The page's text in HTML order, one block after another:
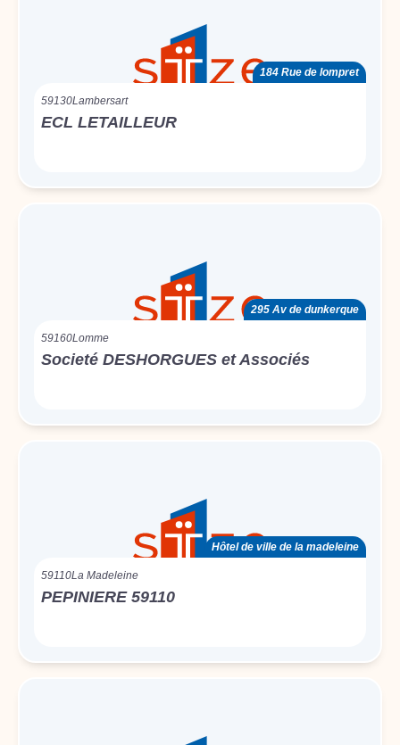
184 Rue de lompret
59130Lambersart
ECL LETAILLEUR
295 Av de dunkerque
59160Lomme
Societé DESHORGUES et Associés
Hôtel de ville de la madeleine
59110La Madeleine
PEPINIERE 59110